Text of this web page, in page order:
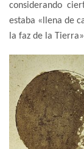
considerando
estaba «llena de
la faz de la